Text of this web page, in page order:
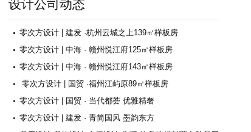
设计公司动态
零次方设计 | 建发 ·杭州云城之上139㎡样板房
零次方设计 | 中海 · 赣州悦江府125㎡样板房
零次方设计 | 中海 · 赣州悦江府143㎡样板房
零次方设计 | 国贸 ·福州江屿原89㎡样板房
零次方设计 | 国贸 · 当代都荟 优雅精奢
零次方设计 | 建发 · 青简国风 墨韵东方